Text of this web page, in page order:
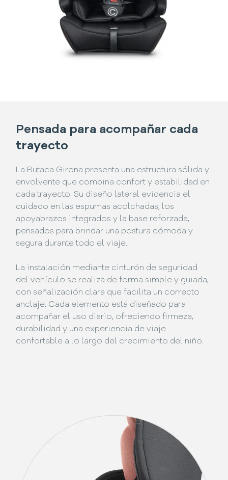
Pensada para acompañar cada
trayecto
La Butaca Girona presenta una estructura sólida y
envolvente que combina confort y estabilidad en
cada trayecto. Su diseño lateral evidencia el
cuidado en las espumas acolchadas, los
apoyabrazos integrados y la base reforzada,
pensados para brindar una postura cómoda y
segura durante todo el viaje.
La instalación mediante cinturón de seguridad
del vehículo se realiza de forma simple y guiada,
con señalización clara que facilita un correcto
anclaje. Cada elemento está diseñado para
acompañar el uso diario, ofreciendo firmeza,
durabilidad y una experiencia de viaje
confortable a lo largo del crecimiento del niño.